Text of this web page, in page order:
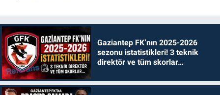
Gaziantep FK’nın 2025-2026
sezonu istatistikleri! 3 teknik
direktör ve tüm skorlar…